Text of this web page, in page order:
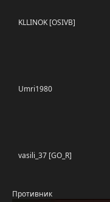
KLLINOK [OSIVB]
Umri1980
vasili_37 [GO_R]
Противник